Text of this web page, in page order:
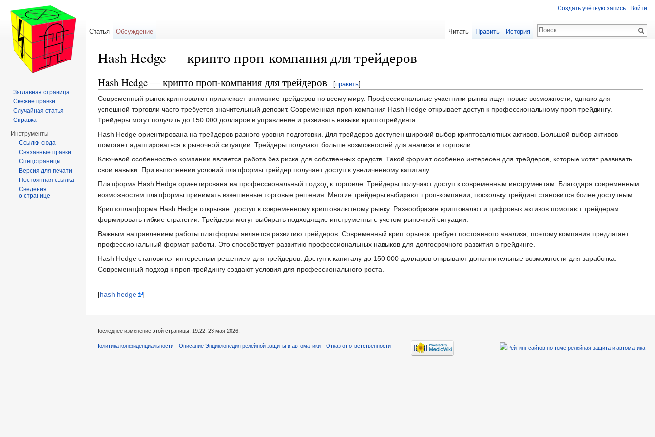
Hash Hedge — крипто проп-компания для трейдеров
Hash Hedge — крипто проп-компания для трейдеров [править]
Современный рынок криптовалют привлекает внимание трейдеров по всему миру. Профессиональные участники рынка ищут новые возможности, однако для
успешной торговли часто требуется значительный депозит. Современная проп-компания Hash Hedge открывает доступ к профессиональному проп-трейдингу.
Трейдеры могут получить до 150 000 долларов в управление и развивать навыки криптотрейдинга.
Hash Hedge ориентирована на трейдеров разного уровня подготовки. Для трейдеров доступен широкий выбор криптовалютных активов. Большой выбор активов
помогает адаптироваться к рыночной ситуации. Трейдеры получают больше возможностей для анализа и торговли.
Ключевой особенностью компании является работа без риска для собственных средств. Такой формат особенно интересен для трейдеров, которые хотят развивать
свои навыки. При выполнении условий платформы трейдер получает доступ к увеличенному капиталу.
Платформа Hash Hedge ориентирована на профессиональный подход к торговле. Трейдеры получают доступ к современным инструментам. Благодаря современным
возможностям платформы принимать взвешенные торговые решения. Многие трейдеры выбирают проп-компании, поскольку трейдинг становится более доступным.
Криптоплатформа Hash Hedge открывает доступ к современному криптовалютному рынку. Разнообразие криптовалют и цифровых активов помогают трейдерам
формировать гибкие стратегии. Трейдеры могут выбирать подходящие инструменты с учетом рыночной ситуации.
Важным направлением работы платформы является развитию трейдеров. Современный крипторынок требует постоянного анализа, поэтому компания предлагает
профессиональный формат работы. Это способствует развитию профессиональных навыков для долгосрочного развития в трейдинге.
Hash Hedge становится интересным решением для трейдеров. Доступ к капиталу до 150 000 долларов открывают дополнительные возможности для заработка.
Современный подход к проп-трейдингу создают условия для профессионального роста.
[hash hedge ]
Создать учётную запись Войти
Статья Обсуждение Читать Править История
Заглавная страница
Свежие правки
Случайная статья
Справка
Инструменты
Ссылки сюда
Связанные правки
Спецстраницы
Версия для печати
Постоянная ссылка
Сведения
о странице
Последнее изменение этой страницы: 19:22, 23 мая 2026.
Политика конфиденциальности Описание Энциклопедия релейной защиты и автоматики Отказ от ответственности